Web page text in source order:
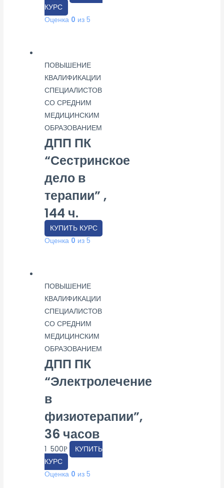
КУРС
Оценка 0 из 5
ПОВЫШЕНИЕ
КВАЛИФИКАЦИИ
СПЕЦИАЛИСТОВ
СО СРЕДНИМ
МЕДИЦИНСКИМ
ОБРАЗОВАНИЕМ
ДПП ПК
“Сестринское
дело в
терапии” ,
144 ч.
КУПИТЬ КУРС
Оценка 0 из 5
ПОВЫШЕНИЕ
КВАЛИФИКАЦИИ
СПЕЦИАЛИСТОВ
СО СРЕДНИМ
МЕДИЦИНСКИМ
ОБРАЗОВАНИЕМ
ДПП ПК
“Электролечение
в
физиотерапии”,
36 часов
1 500Р
КУПИТЬ
КУРС
Оценка 0 из 5